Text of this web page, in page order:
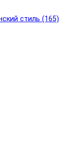
стиль (165)